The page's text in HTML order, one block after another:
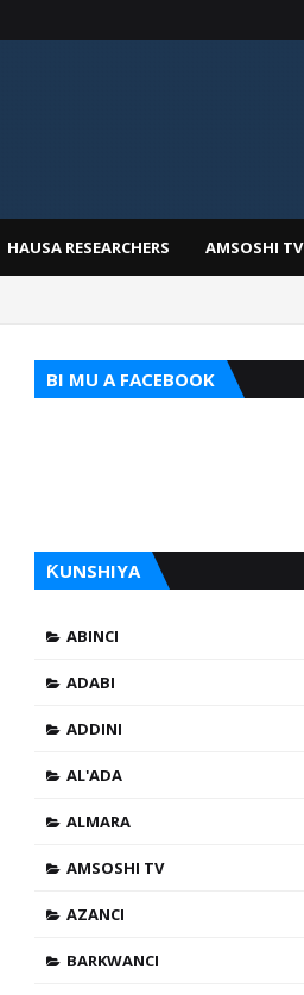
HAUSA RESEARCHERS AMSOSHI TV
BI MU A FACEBOOK
ƘUNSHIYA
ABINCI
ADABI
ADDINI
AL'ADA
ALMARA
AMSOSHI TV
AZANCI
BARKWANCI